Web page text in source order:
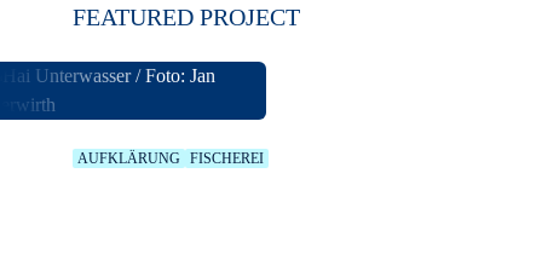
FEATURED PROJECT
AUFKLÄRUNG FISCHEREI